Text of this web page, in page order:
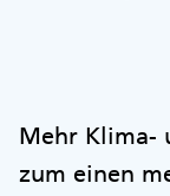
Mehr Klima-
zum einen